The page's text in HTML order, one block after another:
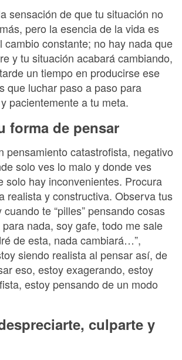
sensación de que tu situación no
pero la esencia de la vida es
cambio constante; no hay nada que
y tu situación acabará cambiando,
un tiempo en producirse ese
que luchar paso a paso para
pacientemente a tu meta.
forma de pensar
pensamiento catastrofista, negativo
solo ves lo malo y donde ves
solo hay inconvenientes. Procura
realista y constructiva. Observa tus
te “pilles” pensando cosas
para nada, soy gafe, todo me sale
de esta, nada cambiará…”,
siendo realista al pensar así, de
eso, estoy exagerando, estoy
estoy pensando de un modo
culparte y